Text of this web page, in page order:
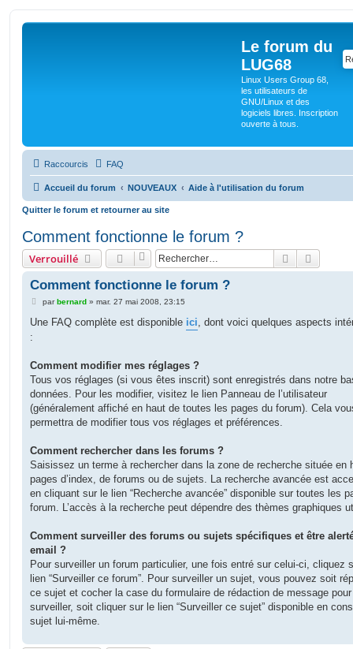
Le forum du
LUG68
Linux Users Group 68,
les utilisateurs de
GNU/Linux et des
logiciels libres. Inscription
ouverte à tous.
Raccourcis FAQ
Accueil du forum NOUVEAUX Aide à l'utilisation du forum
Quitter le forum et retourner au site
Comment fonctionne le forum ?
Verrouillé Rechercher
Comment fonctionne le forum ?
M
s
parbernard» mar. 27 mai 2008, 23:15
Une FAQ complète est disponible ici, dont voici quelques aspects
:
Comment modifier mes réglages ?
Tous vos réglages (si vous êtes inscrit) sont enregistrés dans notre
données. Pour les modifier, visitez le lien Panneau de l’utilisateur
(généralement affiché en haut de toutes les pages du forum). Cela
permettra de modifier tous vos réglages et préférences.
Comment rechercher dans les forums ?
Saisissez un terme à rechercher dans la zone de recherche située en
pages d’index, de forums ou de sujets. La recherche avancée est
en cliquant sur le lien “Recherche avancée” disponible sur toutes les
forum. L’accès à la recherche peut dépendre des thèmes graphiques
Comment surveiller des forums ou sujets spécifiques et être
email ?
Pour surveiller un forum particulier, une fois entré sur celui-ci, cliquez
lien “Surveiller ce forum”. Pour surveiller un sujet, vous pouvez soit
ce sujet et cocher la case du formulaire de rédaction de message
surveiller, soit cliquer sur le lien “Surveiller ce sujet” disponible en
sujet lui-même.